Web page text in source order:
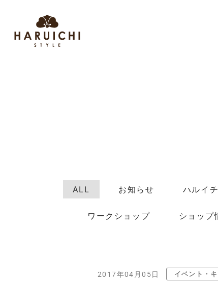
ALL お知らせ ハルイ
ワークショップ ショップ
2017年04月05日 イベント・